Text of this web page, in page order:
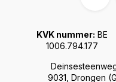
9031, Drongen
KVK nummer: BE
1006.794.177